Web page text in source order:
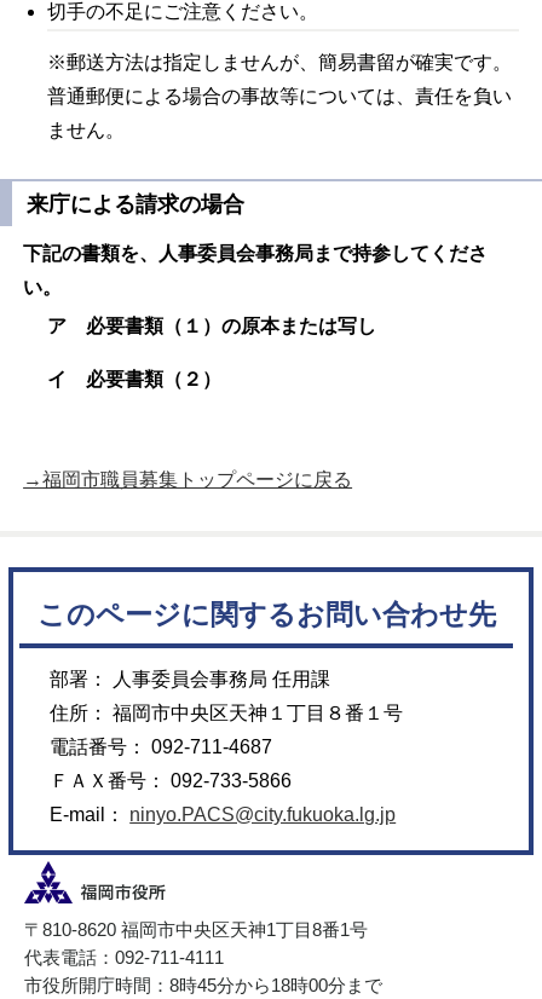
切手の不足にご注意ください。
※郵送方法は指定しませんが、簡易書留が確実です。
普通郵便による場合の事故等については、責任を負い
ません。
来庁による請求の場合
下記の書類を、人事委員会事務局まで持参してくださ
い。
ア 必要書類（１）の原本または写し
イ 必要書類（２）
→福岡市職員募集トップページに戻る
このページに関するお問い合わせ先
部署： 人事委員会事務局 任用課
住所： 福岡市中央区天神１丁目８番１号
電話番号： 092-711-4687
ＦＡＸ番号： 092-733-5866
E-mail： ninyo.PACS@city.fukuoka.lg.jp
〒810-8620 福岡市中央区天神1丁目8番1号
代表電話：092-711-4111
市役所開庁時間：8時45分から18時00分まで